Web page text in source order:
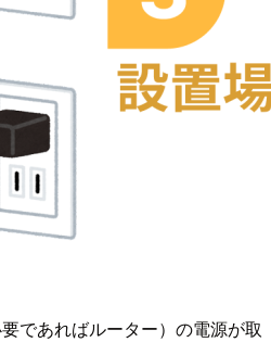
であればルーター）の電源が取